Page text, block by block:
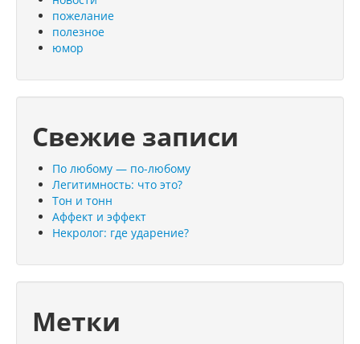
пожелание
полезное
юмор
Свежие записи
По любому — по-любому
Легитимность: что это?
Тон и тонн
Аффект и эффект
Некролог: где ударение?
Метки